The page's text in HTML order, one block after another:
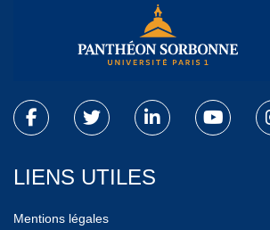
LIENS UTILES
Mentions légales